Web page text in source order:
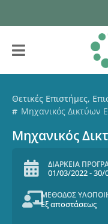
Θετικές Επιστήμες,
Μηχανικός Δικτύων
Μηχανικός
ΔΙΑΡΚΕΙΑ
01/03/2022-30/
ΜΕΘΟΔΟΣ
Εξ αποστάσεως